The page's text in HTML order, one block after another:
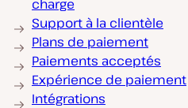
charge
Support à la clientèle
Plans de paiement
Paiements acceptés
Expérience de paiement
Intégrations